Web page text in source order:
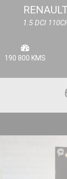
1.5 DCI
190 800 KMS